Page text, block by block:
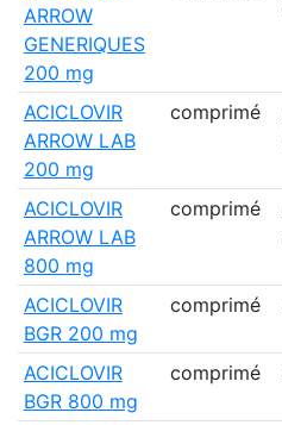
ARROW
GENERIQUES
200 mg
ACICLOVIR
ARROW LAB
200 mg
comprimé
ACICLOVIR
ARROW LAB
800 mg
comprimé
ACICLOVIR
BGR 200 mg
comprimé
ACICLOVIR
BGR 800 mg
comprimé